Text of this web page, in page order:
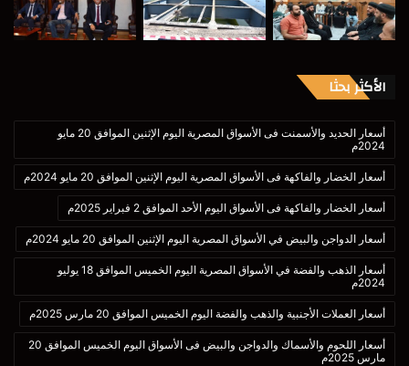
الأكثر بحثا
أسعار الحديد والأسمنت فى الأسواق المصرية اليوم الإثنين الموافق 20 مايو
2024م
أسعار الخضار والفاكهة فى الأسواق المصرية اليوم الإثنين الموافق 20 مايو 2024م
أسعار الخضار والفاكهة فى الأسواق اليوم الأحد الموافق 2 فبراير 2025م
أسعار الدواجن والبيض في الأسواق المصرية اليوم الإثنين الموافق 20 مايو 2024م
أسعار الذهب والفضة في الأسواق المصرية اليوم الخميس الموافق 18 يوليو
2024م
أسعار العملات الأجنبية والذهب والفضة اليوم الخميس الموافق 20 مارس 2025م
أسعار اللحوم والأسماك والدواجن والبيض فى الأسواق اليوم الخميس الموافق 20
مارس 2025م